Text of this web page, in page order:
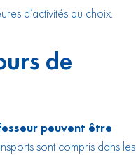
d’activités au choix.
de
peuvent être
sont compris dans les